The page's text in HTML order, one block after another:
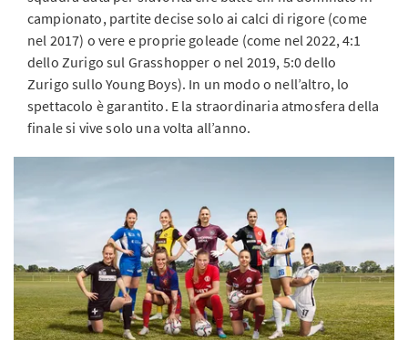
campionato, partite decise solo ai calci di rigore (come
nel 2017) o vere e proprie goleade (come nel 2022, 4:1
dello Zurigo sul Grasshopper o nel 2019, 5:0 dello
Zurigo sullo Young Boys). In un modo o nell’altro, lo
spettacolo è garantito. E la straordinaria atmosfera della
finale si vive solo una volta all’anno.